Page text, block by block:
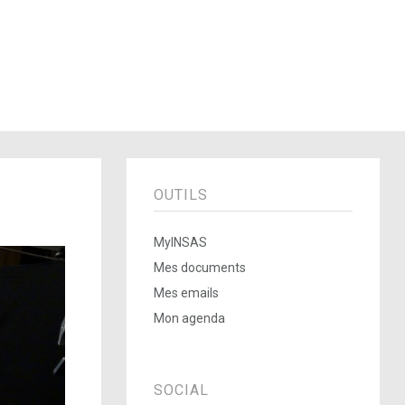
OUTILS
MyINSAS
Mes documents
Mes emails
Mon agenda
SOCIAL